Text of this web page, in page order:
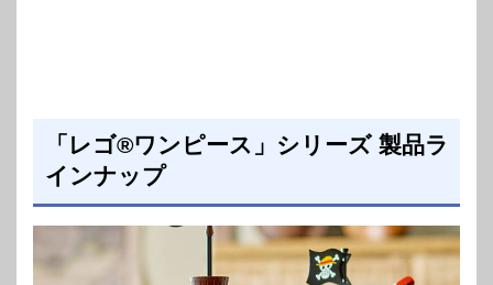
「レゴ®ワンピース」シリーズ 製品ラ
インナップ